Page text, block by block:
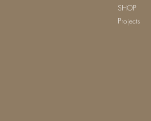
SHOP
Projects